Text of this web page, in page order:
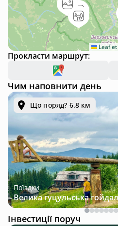
Leaflet
Прокласти маршрут:
Чим наповнити день
Що поряд? 6.8 км
Поїздки
Інвестиції поруч